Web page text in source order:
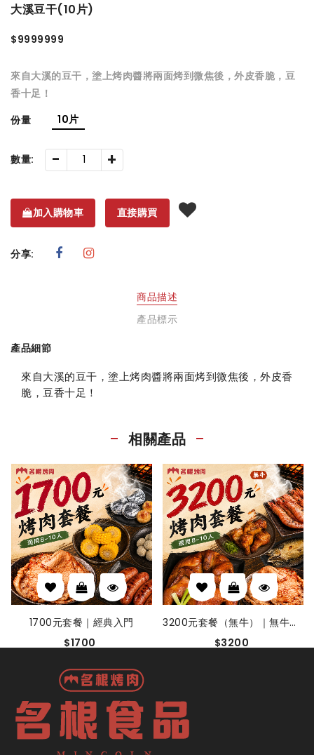
大溪豆干(10片)
$9999999
來自大溪的豆干，塗上烤肉醬將兩面烤到微焦後，外皮香脆，豆
香十足！
份量
10片
數量: - +
加入購物車 直接購買
分享:
商品描述
產品標示
產品細節
來自大溪的豆干，塗上烤肉醬將兩面烤到微焦後，外皮香
脆，豆香十足！
相關產品
1700元套餐｜經典入門
$1700
3200元套餐（無牛）｜無牛安心
$3200